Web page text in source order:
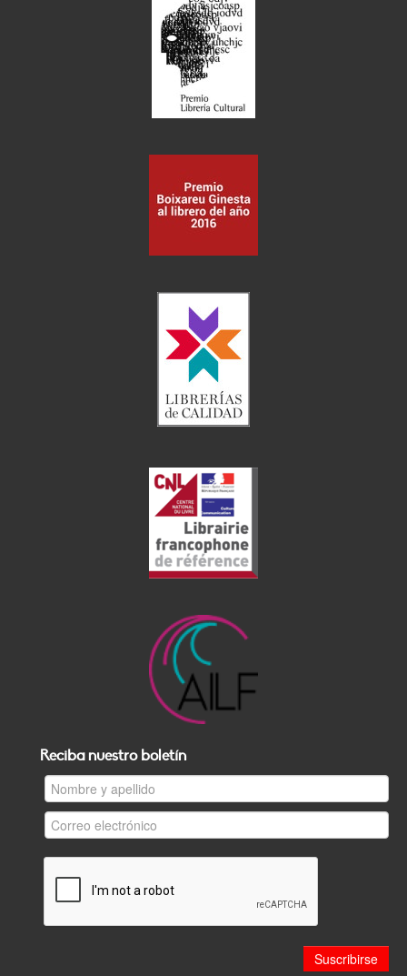
Reciba nuestro boletín